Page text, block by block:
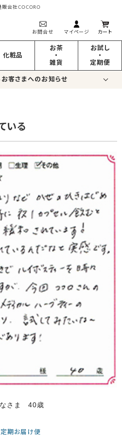
販会社COCORO
お問合せ マイページ カート
化粧品
お茶
・
雑貨
お試し
・
定期便
客さまへのお知らせ
いる
さま 40歳
定期お届け便